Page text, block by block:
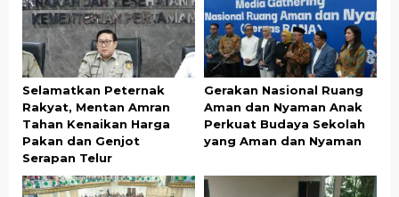
Selamatkan Peternak
Rakyat, Mentan Amran
Tahan Kenaikan Harga
Pakan dan Genjot
Serapan Telur
Gerakan Nasional Ruang
Aman dan Nyaman Anak
Perkuat Budaya Sekolah
yang Aman dan Nyaman